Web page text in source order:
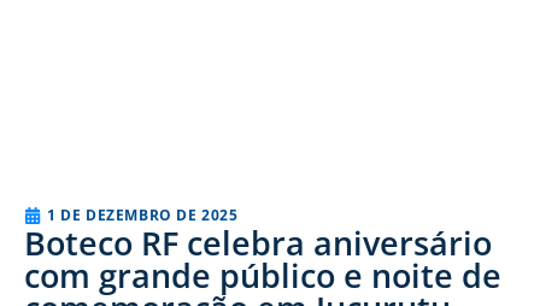
1 DE DEZEMBRO DE 2025
Boteco RF celebra aniversário
com grande público e noite de